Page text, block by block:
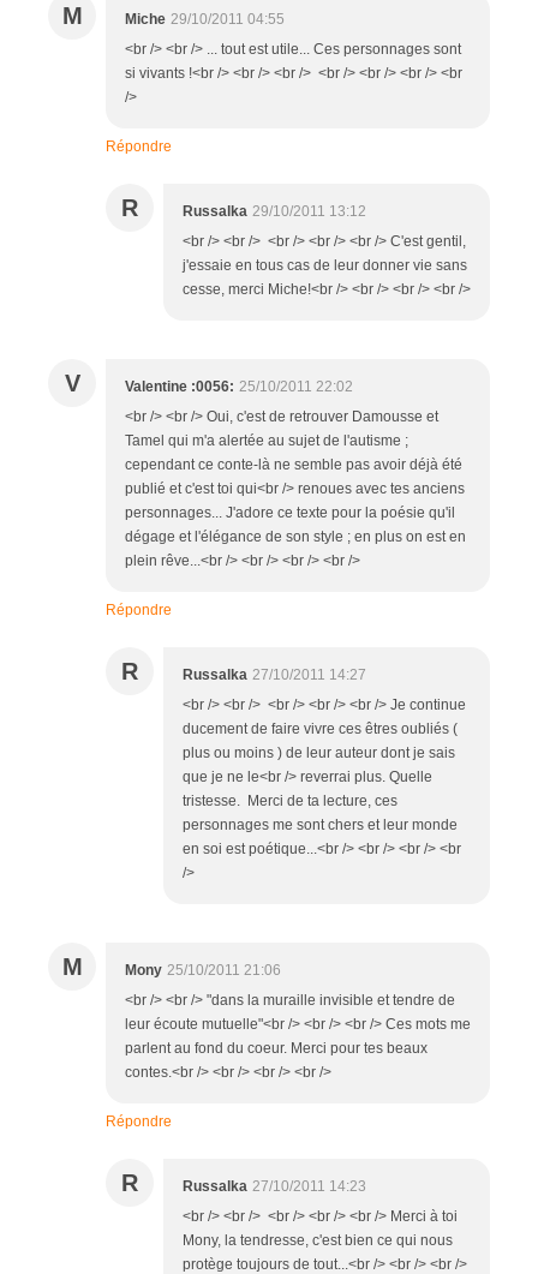
M Miche 29/10/2011 04:55
<br /> <br /> ... tout est utile... Ces personnages sont
si vivants !<br /> <br /> <br /> <br /> <br /> <br /> <br
/>
Répondre
R Russalka 29/10/2011 13:12
<br /> <br /> <br /> <br /> <br /> C'est gentil,
j'essaie en tous cas de leur donner vie sans
cesse, merci Miche!<br /> <br /> <br /> <br />
V Valentine :0056: 25/10/2011 22:02
<br /> <br /> Oui, c'est de retrouver Damousse et
Tamel qui m'a alertée au sujet de l'autisme ;
cependant ce conte-là ne semble pas avoir déjà été
publié et c'est toi qui<br /> renoues avec tes anciens
personnages... J'adore ce texte pour la poésie qu'il
dégage et l'élégance de son style ; en plus on est en
plein rêve...<br /> <br /> <br /> <br />
Répondre
R Russalka 27/10/2011 14:27
<br /> <br /> <br /> <br /> <br /> Je continue
ducement de faire vivre ces êtres oubliés (
plus ou moins ) de leur auteur dont je sais
que je ne le<br /> reverrai plus. Quelle
tristesse. Merci de ta lecture, ces
personnages me sont chers et leur monde
en soi est poétique...<br /> <br /> <br /> <br
/>
M Mony 25/10/2011 21:06
<br /> <br /> "dans la muraille invisible et tendre de
leur écoute mutuelle"<br /> <br /> <br /> Ces mots me
parlent au fond du coeur. Merci pour tes beaux
contes.<br /> <br /> <br /> <br />
Répondre
R Russalka 27/10/2011 14:23
<br /> <br /> <br /> <br /> <br /> Merci à toi
Mony, la tendresse, c'est bien ce qui nous
protège toujours de tout...<br /> <br /> <br />